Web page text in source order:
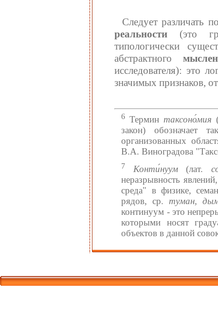
Следует различать
реальности(это
типологически
абстрактного
исследователя): это
значимых признаков,
6 Термин таксоно́мия
закон) обозначает
организованных
В.А. Виноградова
7 Конти́нуум(лат.
неразрывность
среда" в физике,
рядов, ср.туман,
континуум - это
которыми носят
объектов в данной